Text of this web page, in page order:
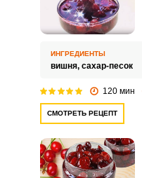
ИНГРЕДИЕНТЫ
вишня, сахар-песок
120 мин
СМОТРЕТЬ РЕЦЕПТ